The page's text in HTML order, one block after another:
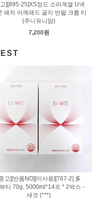
][895-25]XS정도 소라계열 U넥
패치 어깨패드 골지 반팔 크롭 티
(주니유니맘)
7,200원
고][반품NO][미사용][767-2] 多
티 70g, 5000ml*14포 * 2박스 -
새것 (***)